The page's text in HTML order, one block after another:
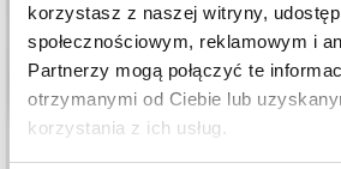
korzystasz z naszej witryny,
społecznościowym, reklamowym i
Partnerzy mogą połączyć te
otrzymanymi od Ciebie lub
korzystania z ich usług.